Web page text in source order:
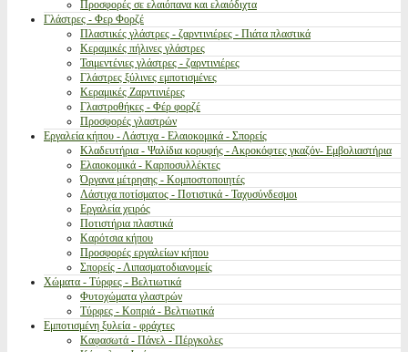
Προσφορές σε ελαιόπανα και ελαιόδιχτα
Γλάστρες - Φερ Φορζέ
Πλαστικές γλάστρες - ζαρντινιέρες - Πιάτα πλαστικά
Κεραμικές πήλινες γλάστρες
Τσιμεντένιες γλάστρες - ζαρντινιέρες
Γλάστρες ξύλινες εμποτισμένες
Κεραμικές Ζαρντινιέρες
Γλαστροθήκες - Φέρ φορζέ
Προσφορές γλαστρών
Εργαλεία κήπου - Λάστιχα - Ελαιοκομικά - Σπορείς
Κλαδευτήρια - Ψαλίδια κορυφής - Ακροκόφτες γκαζόν- Εμβολιαστήρια
Ελαιοκομικά - Καρποσυλλέκτες
Όργανα μέτρησης - Κομποστοποιητές
Λάστιχα ποτίσματος - Ποτιστικά - Ταχυσύνδεσμοι
Εργαλεία χειρός
Ποτιστήρια πλαστικά
Καρότσια κήπου
Προσφορές εργαλείων κήπου
Σπορείς - Λιπασματοδιανομείς
Χώματα - Τύρφες - Βελτιωτικά
Φυτοχώματα γλαστρών
Τύρφες - Κοπριά - Βελτιωτικά
Εμποτισμένη ξυλεία - φράχτες
Καφασωτά - Πάνελ - Πέργκολες